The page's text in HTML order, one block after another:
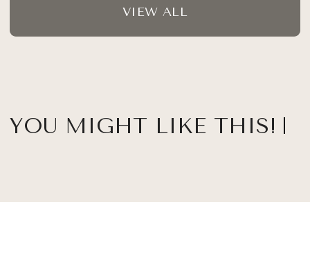
VIEW ALL
YOU MIGHT LIKE THIS!